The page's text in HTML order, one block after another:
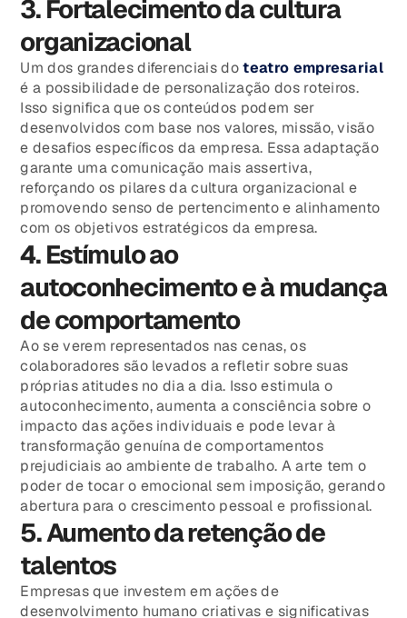
3. Fortalecimento da cultura
organizacional
Um dos grandes diferenciais doteatro empresarial
é a possibilidade de personalização dos roteiros.
Isso significa que os conteúdos podem ser
desenvolvidos com base nos valores, missão, visão
e desafios específicos da empresa. Essa adaptação
garante uma comunicação mais assertiva,
reforçando os pilares da cultura organizacional e
promovendo senso de pertencimento e alinhamento
com os objetivos estratégicos da empresa.
4. Estímulo ao
autoconhecimento e à mudança
de comportamento
Ao se verem representados nas cenas, os
colaboradores são levados a refletir sobre suas
próprias atitudes no dia a dia. Isso estimula o
autoconhecimento, aumenta a consciência sobre o
impacto das ações individuais e pode levar à
transformação genuína de comportamentos
prejudiciais ao ambiente de trabalho. A arte tem o
poder de tocar o emocional sem imposição, gerando
abertura para o crescimento pessoal e profissional.
5. Aumento da retenção de
talentos
Empresas que investem em ações de
desenvolvimento humano criativas e significativas